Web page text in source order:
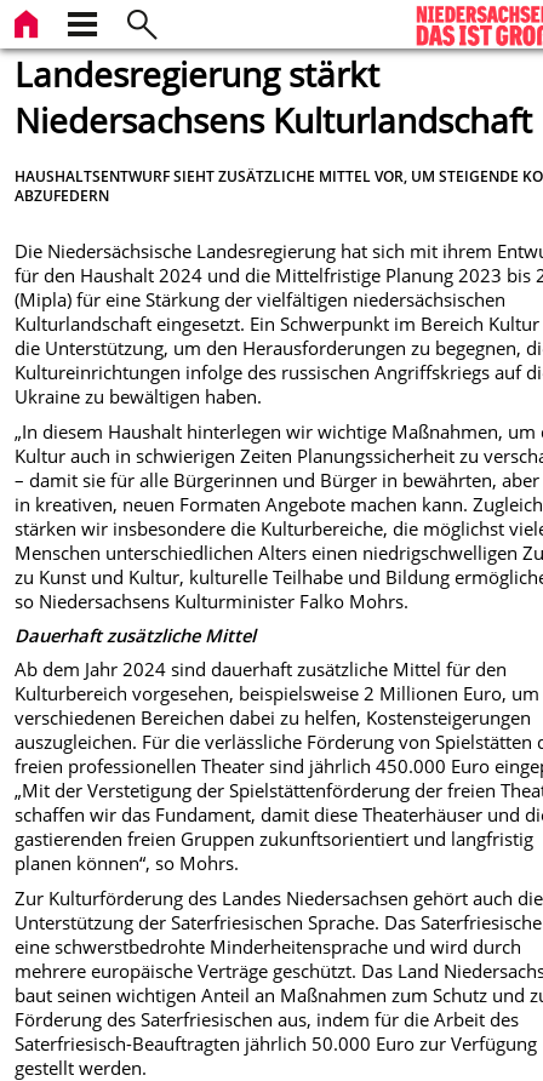
Landesregierung stärkt
Niedersachsens Kulturlandschaft
HAUSHALTSENTWURF SIEHT ZUSÄTZLICHE MITTEL VOR, UM STEIGENDE
ABZUFEDERN
Die Niedersächsische Landesregierung hat sich mit ihrem
für den Haushalt 2024 und die Mittelfristige Planung 2023 bis
(Mipla) für eine Stärkung der vielfältigen niedersächsischen
Kulturlandschaft eingesetzt. Ein Schwerpunkt im Bereich
die Unterstützung, um den Herausforderungen zu begegnen,
Kultureinrichtungen infolge des russischen Angriffskriegs auf
Ukraine zu bewältigen haben.
„In diesem Haushalt hinterlegen wir wichtige Maßnahmen, um
Kultur auch in schwierigen Zeiten Planungssicherheit zu
– damit sie für alle Bürgerinnen und Bürger in bewährten,
in kreativen, neuen Formaten Angebote machen kann. Zugleich
stärken wir insbesondere die Kulturbereiche, die möglichst
Menschen unterschiedlichen Alters einen niedrigschwelligen
zu Kunst und Kultur, kulturelle Teilhabe und Bildung
so Niedersachsens Kulturminister Falko Mohrs.
Dauerhaft zusätzliche Mittel
Ab dem Jahr 2024 sind dauerhaft zusätzliche Mittel für den
Kulturbereich vorgesehen, beispielsweise 2 Millionen Euro,
verschiedenen Bereichen dabei zu helfen, Kostensteigerungen
auszugleichen. Für die verlässliche Förderung von Spielstätten
freien professionellen Theater sind jährlich 450.000 Euro
„Mit der Verstetigung der Spielstättenförderung der freien
schaffen wir das Fundament, damit diese Theaterhäuser und
gastierenden freien Gruppen zukunftsorientiert und langfristig
planen können“, so Mohrs.
Zur Kulturförderung des Landes Niedersachsen gehört auch die
Unterstützung der Saterfriesischen Sprache. Das
eine schwerstbedrohte Minderheitensprache und wird durch
mehrere europäische Verträge geschützt. Das Land
baut seinen wichtigen Anteil an Maßnahmen zum Schutz und
Förderung des Saterfriesischen aus, indem für die Arbeit des
Saterfriesisch-Beauftragten jährlich 50.000 Euro zur Verfügung
gestellt werden.